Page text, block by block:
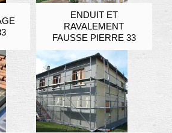
ENDUIT ET
RAVALEMENT
FAUSSE PIERRE 33